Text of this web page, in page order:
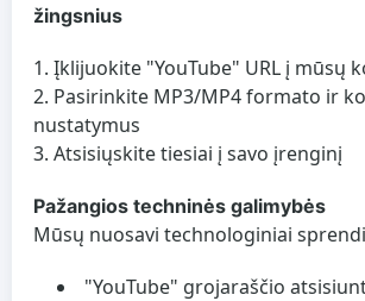
žingsnius
Įklijuokite "YouTube" URL į mūsų
Pasirinkite MP3/MP4 formato ir
nustatymus
Atsisiųskite tiesiai į savo įrenginį
Pažangios techninės galimybės
Mūsų nuosavi technologiniai
"YouTube" grojaraščio